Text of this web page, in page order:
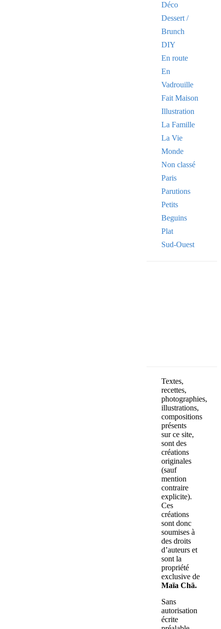
Déco
Dessert /
Brunch
DIY
En route
En
Vadrouille
Fait Maison
Illustration
La Famille
La Vie
Monde
Non classé
Paris
Parutions
Petits
Beguins
Plat
Sud-Ouest
Textes,
recettes,
photographies,
illustrations,
compositions
présents
sur ce site,
sont des
créations
originales
(sauf
mention
contraire
explicite).
Ces
créations
sont donc
soumises à
des droits
d’auteurs et
sont la
propriété
exclusive de
Maïa Chä.
Sans
autorisation
écrite